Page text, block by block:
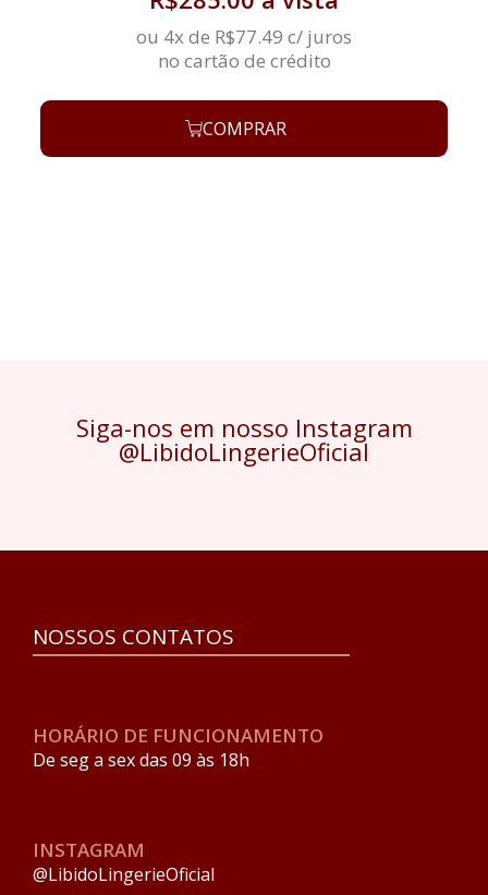
ou 4x de R$77.49 c/ juros
no cartão de crédito
COMPRAR
Siga-nos em nosso Instagram
@LibidoLingerieOficial
NOSSOS CONTATOS
HORÁRIO DE FUNCIONAMENTO
De seg a sex das 09 às 18h
INSTAGRAM
@LibidoLingerieOficial